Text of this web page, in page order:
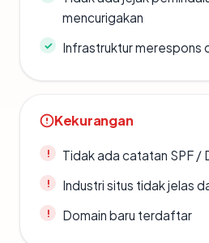
mencurigakan
Infrastruktur merespons
Kekurangan
Tidak ada catatan SPF /
Industri situs tidak jelas
Domain baru terdaftar